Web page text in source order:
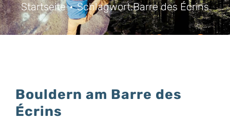
Startseite Schlagwort:Barre des Écrins
Bouldern am Barre des
Écrins